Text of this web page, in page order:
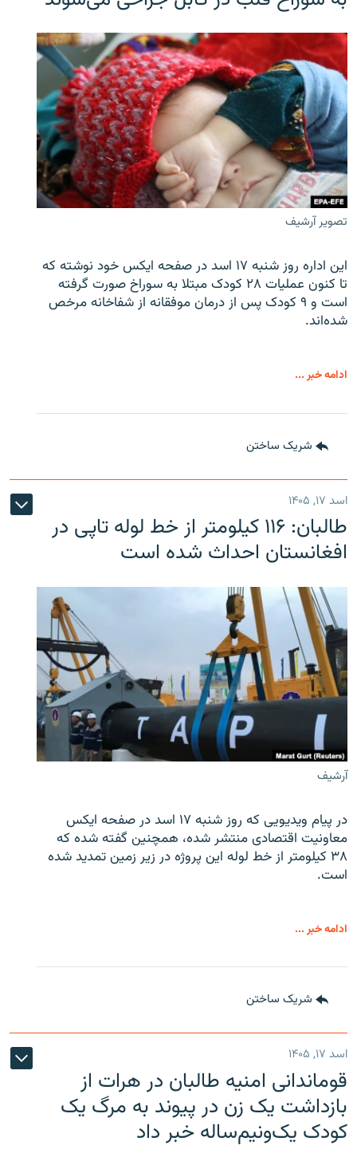
تصویر آرشیف
این اداره روز شنبه ۱۷ اسد در صفحه ایکس خود نوشته که
تا کنون عملیات ۲۸ کودک مبتلا به سوراخ صورت گرفته
است و ۹ کودک پس از درمان موفقانه از شفاخانه مرخص
شده‌اند.
ادامه خبر ...
شریک ساختن
اسد ۱۷, ۱۴۰۵
طالبان: ۱۱۶ کیلومتر از خط لوله تاپی در
افغانستان احداث شده است
آرشیف
در پیام ویدیویی که روز شنبه ۱۷ اسد در صفحه ایکس
معاونیت اقتصادی منتشر شده، همچنین گفته شده که
۳۸ کیلومتر از خط لوله این پروژه در زیر زمین تمدید شده
است.
ادامه خبر ...
شریک ساختن
اسد ۱۷, ۱۴۰۵
قوماندانی امنیه طالبان در هرات از
بازداشت یک زن در پیوند به مرگ یک
کودک یک‌ونیم‌ساله خبر داد